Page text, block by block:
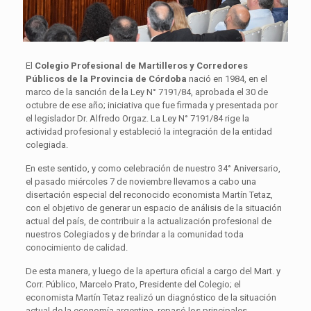
El Colegio Profesional de Martilleros y Corredores
Públicos de la Provincia de Córdoba nació en 1984, en el
marco de la sanción de la Ley N° 7191/84, aprobada el 30 de
octubre de ese año; iniciativa que fue firmada y presentada por
el legislador Dr. Alfredo Orgaz. La Ley N° 7191/84 rige la
actividad profesional y estableció la integración de la entidad
colegiada.
En este sentido, y como celebración de nuestro 34° Aniversario,
el pasado miércoles 7 de noviembre llevamos a cabo una
disertación especial del reconocido economista Martín Tetaz,
con el objetivo de generar un espacio de análisis de la situación
actual del país, de contribuir a la actualización profesional de
nuestros Colegiados y de brindar a la comunidad toda
conocimiento de calidad.
De esta manera, y luego de la apertura oficial a cargo del Mart. y
Corr. Público, Marcelo Prato, Presidente del Colegio; el
economista Martín Tetaz realizó un diagnóstico de la situación